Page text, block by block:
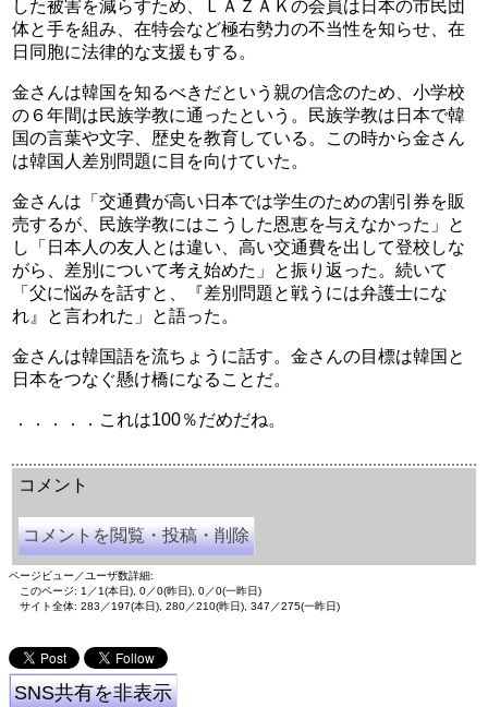
した被害を減らすため、ＬＡＺＡＫの会員は日本の市民団
体と手を組み、在特会など極右勢力の不当性を知らせ、在
日同胞に法律的な支援もする。
金さんは韓国を知るべきだという親の信念のため、小学校
の６年間は民族学教に通ったという。民族学教は日本で韓
国の言葉や文字、歴史を教育している。この時から金さん
は韓国人差別問題に目を向けていた。
金さんは「交通費が高い日本では学生のための割引券を販
売するが、民族学教にはこうした恩恵を与えなかった」と
し「日本人の友人とは違い、高い交通費を出して登校しな
がら、差別について考え始めた」と振り返った。続いて
「父に悩みを話すと、『差別問題と戦うには弁護士にな
れ』と言われた」と語った。
金さんは韓国語を流ちょうに話す。金さんの目標は韓国と
日本をつなぐ懸け橋になることだ。
．．．．．これは100％だめだね。
コメント
コメントを閲覧・投稿・削除
ページビュー／ユーザ数詳細:
このページ: 1／1(本日), 0／0(昨日), 0／0(一昨日)
サイト全体: 283／197(本日), 280／210(昨日), 347／275(一昨日)